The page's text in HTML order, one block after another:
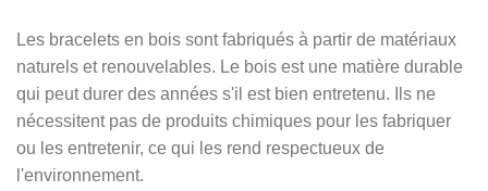
Les bracelets en bois sont fabriqués à partir de matériaux
naturels et renouvelables. Le bois est une matière durable
qui peut durer des années s'il est bien entretenu. Ils ne
nécessitent pas de produits chimiques pour les fabriquer
ou les entretenir, ce qui les rend respectueux de
l'environnement.